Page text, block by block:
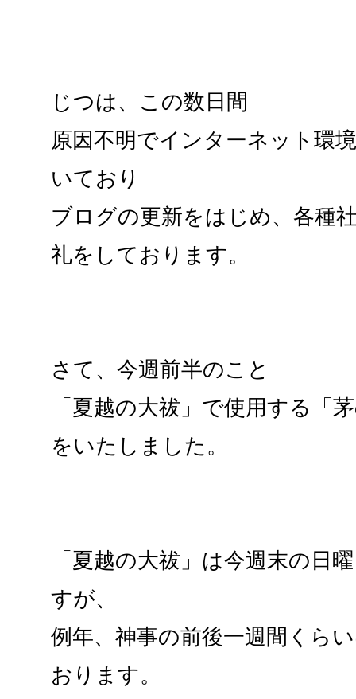
じつは、この数日間
原因不明でインターネット環
いており
ブログの更新をはじめ、各種
礼をしております。
さて、今週前半のこと
「夏越の大祓」で使用する「
をいたしました。
「夏越の大祓」は今週末の日
すが、
例年、神事の前後一週間くら
おります。